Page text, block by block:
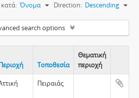
Όνομα Direction: Descending
search options
Τοποθεσία
Θεματική
περιοχή
Πειραιάς